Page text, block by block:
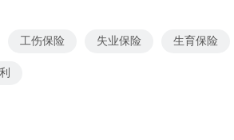
工伤保险 失业保险 生育保险